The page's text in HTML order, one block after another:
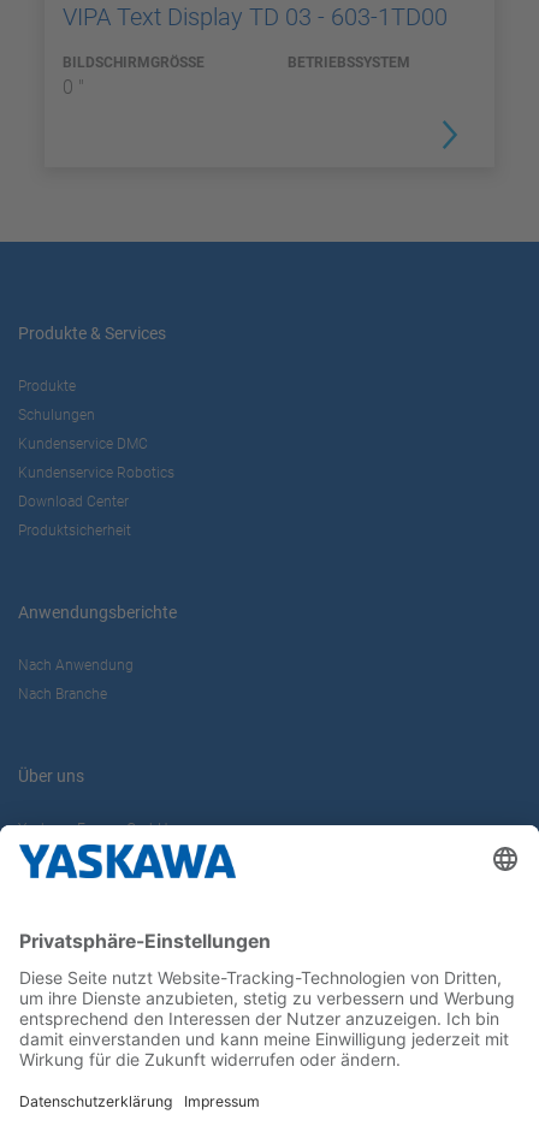
VIPA Text Display TD 03 - 603-1TD00
BILDSCHIRMGRÖSSE
0 "
BETRIEBSSYSTEM
Produkte & Services
Produkte
Schulungen
Kundenservice DMC
Kundenservice Robotics
Download Center
Produktsicherheit
Anwendungsberichte
Nach Anwendung
Nach Branche
Über uns
Yaskawa Europe GmbH
Karriere
Newsletter
Follow us on...